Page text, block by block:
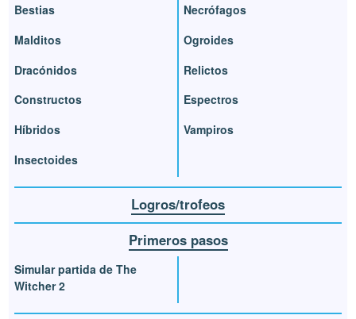
Bestias
Malditos
Dracónidos
Constructos
Híbridos
Insectoides
Necrófagos
Ogroides
Relictos
Espectros
Vampiros
Logros/trofeos
Primeros pasos
Simular partida de The
Witcher 2